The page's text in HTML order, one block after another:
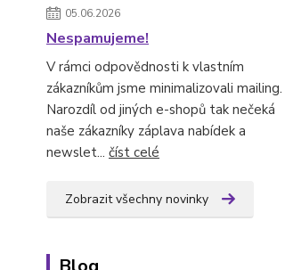
05.06.2026
Nespamujeme!
V rámci odpovědnosti k vlastním
zákazníkům jsme minimalizovali mailing.
Narozdíl od jiných e-shopů tak nečeká
naše zákazníky záplava nabídek a
newslet... číst celé
Zobrazit všechny novinky